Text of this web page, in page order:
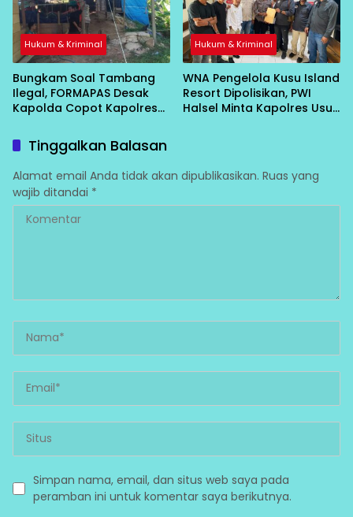
Hukum & Kriminal
Bungkam Soal Tambang
Ilegal, FORMAPAS Desak
Kapolda Copot Kapolres
Hukum & Kriminal
WNA Pengelola Kusu Island
Resort Dipolisikan, PWI
Halsel Minta Kapolres Usut
Tinggalkan Balasan
Alamat email Anda tidak akan dipublikasikan. Ruas yang
wajib ditandai *
Simpan nama, email, dan situs web saya pada
peramban ini untuk komentar saya berikutnya.